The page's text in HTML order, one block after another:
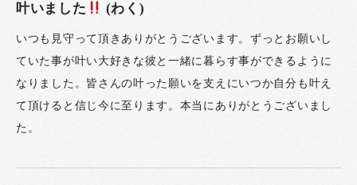
叶いました (わく)
いつも見守って頂きありがとうございます。ずっとお願いし
ていた事が叶い大好きな彼と一緒に暮らす事ができるように
なりました。皆さんの叶った願いを支えにいつか自分も叶え
て頂けると信じ今に至ります。本当にありがとうございまし
た。